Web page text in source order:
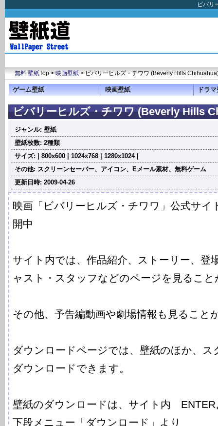
ビバリ
無料 壁紙Top >映画壁紙> ビバリーヒルズ・チワワ (Beverly Hills
ゲーム壁紙 映画壁紙 ドラ
ビバリーヒルズ・チワワ (Beverly Hills
ジャンル: 壁紙
壁紙枚数: 2種類
サイズ: | 800x600 | 1024x768 | 1280x1024 |
その他: スクリーンセーバー、アイコン、Eメール素材、無料ゲーム
更新日時: 2009-04-26
映画「ビバリーヒルズ・チワワ」公式サイ
開中
サイト内では、作品紹介、ストーリー、登
ャスト・スタッフなどのページを見るこ
その他、予告編動画や劇場情報も見ること
ダウンロードページでは、壁紙のほか、ス
ダウンロードできます。
壁紙のダウンロードは、サイト内
下段メニュー「ダウンロード」より